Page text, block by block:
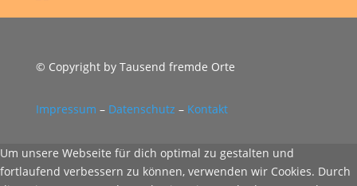
© Copyright by Tausend fremde Orte
Impressum – Datenschutz – Kontakt
Um unsere Webseite für dich optimal zu gestalten und
fortlaufend verbessern zu können, verwenden wir Cookies. Durch